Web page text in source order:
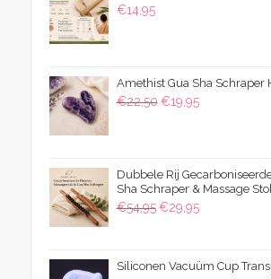
€14,95
Amethist Gua Sha Schraper
€22,50 Oorspronkelijke
€19,95Huidige
Dubbele Rij
Sha Schraper & Massage
€54,95 Oorspronkelijke
€54,95.
€29,95Huidige
€29,95.
Siliconen Vacuüm Cup